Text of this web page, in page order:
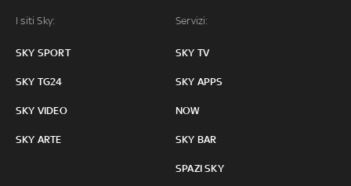
I siti Sky:
SKY SPORT
SKY TG24
SKY VIDEO
SKY ARTE
Servizi:
SKY TV
SKY APPS
NOW
SKY BAR
SPAZI SKY